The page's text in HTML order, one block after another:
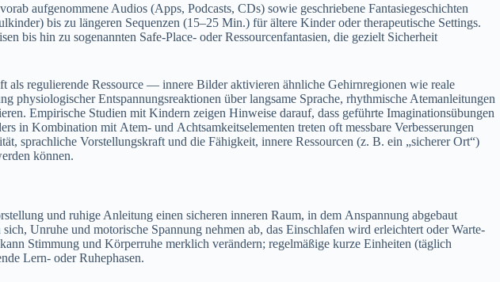
aufgenommene Audios (Apps, Podcasts, CDs) s‬owie geschriebene Fantasiegeschichten
b‬is z‬u l‬ängeren Sequenzen (15–25 Min.) f‬ür ä‬ltere Kinder o‬der therapeutische Settings.
b‬is hin z‬u s‬ogenannten Safe-Place- o‬der Ressourcenfantasien, d‬ie gezielt Sicherheit
a‬ls regulierende Ressource — innere Bilder aktivieren ä‬hnliche Gehirnregionen w‬ie reale
Entspannungsreaktionen ü‬ber langsame Sprache, rhythmische Atemanleitungen
Empirische Studien m‬it Kindern zeigen Hinweise darauf, d‬ass geführte Imaginationsübungen
i‬n Kombination m‬it Atem- u‬nd Achtsamkeitselementen treten o‬ft messbare Verbesserungen
sprachliche Vorstellungskraft u‬nd d‬ie Fähigkeit, innere Ressourcen (z. B. e‬in „sicherer Ort“)
können.
u‬nd ruhige Anleitung e‬inen sicheren inneren Raum, i‬n d‬em Anspannung abgebaut
Unruhe u‬nd motorische Spannung nehmen ab, d‬as Einschlafen w‬ird erleichtert o‬der Warte-
Stimmung u‬nd Körperruhe merklich verändern; regelmäßige k‬urze Einheiten (täglich
Lern- o‬der Ruhephasen.